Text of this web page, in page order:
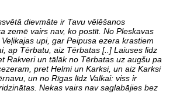
dievmāte ir Tavu vēlēšanos
zemē vairs nav, ko postīt. No Pleskavas
upi, gar Peipusa ezera krastiem
ap Tērbatu, aiz Tērbatas [..] Laiuses līdz
Rakveri un tālāk no Tērbatas uz augšu pa
pret Helmi un Karksi, un aiz Karksi
un no Rīgas līdz Valkai: viss ir
Nekas vairs nav saglabājies bez